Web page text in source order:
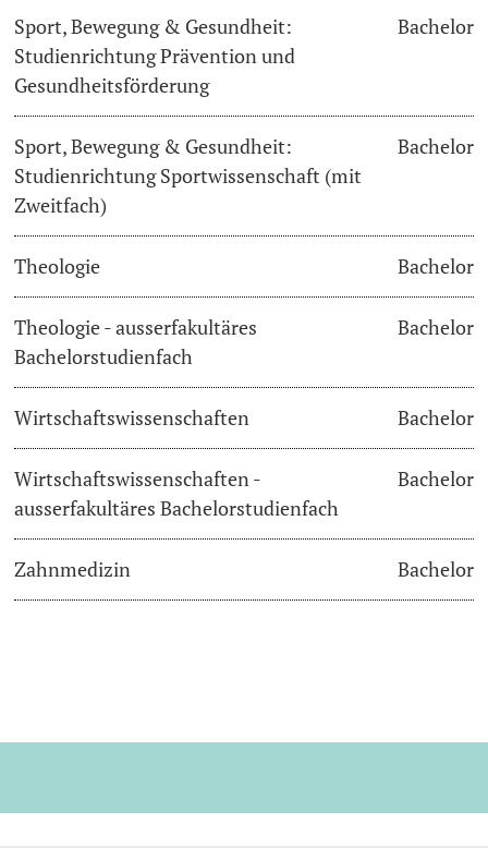
Sport, Bewegung & Gesundheit:
Studienrichtung Prävention und
Gesundheitsförderung
Bachelor
Sport, Bewegung & Gesundheit:
Studienrichtung Sportwissenschaft (mit
Zweitfach)
Bachelor
Theologie Bachelor
Theologie - ausserfakultäres
Bachelorstudienfach
Bachelor
Wirtschaftswissenschaften Bachelor
Wirtschaftswissenschaften -
ausserfakultäres Bachelorstudienfach
Bachelor
Zahnmedizin Bachelor